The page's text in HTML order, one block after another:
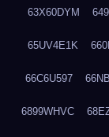
63X60DYM
65UV4E1K
66C6U597
6899WHVC